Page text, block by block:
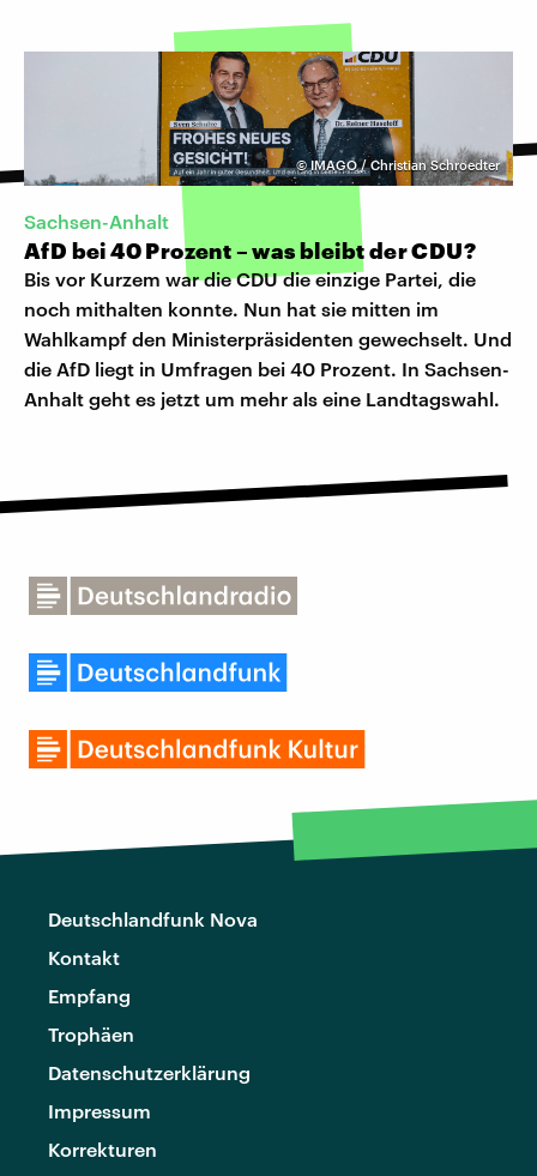
©IMAGO / Christian Schroedter
Sachsen-Anhalt
AfD bei 40 Prozent – was bleibt der CDU?
Bis vor Kurzem war die CDU die einzige Partei, die
noch mithalten konnte. Nun hat sie mitten im
Wahlkampf den Ministerpräsidenten gewechselt. Und
die AfD liegt in Umfragen bei 40 Prozent. In Sachsen-
Anhalt geht es jetzt um mehr als eine Landtagswahl.
Deutschlandfunk Nova
Kontakt
Empfang
Trophäen
Datenschutzerklärung
Impressum
Korrekturen